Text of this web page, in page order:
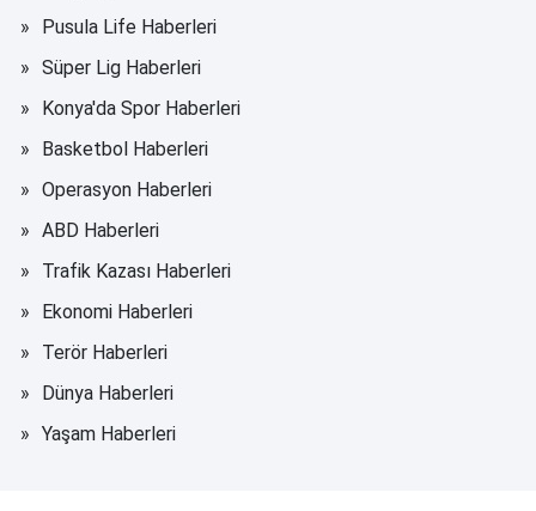
Pusula Life Haberleri
Süper Lig Haberleri
Konya'da Spor Haberleri
Basketbol Haberleri
Operasyon Haberleri
ABD Haberleri
Trafik Kazası Haberleri
Ekonomi Haberleri
Terör Haberleri
Dünya Haberleri
Yaşam Haberleri